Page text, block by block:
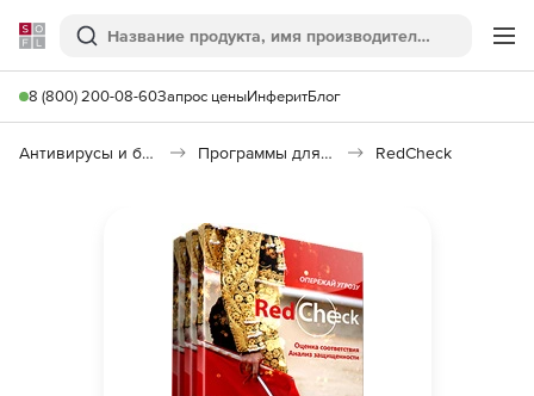
Softline
Поиск
8 (800) 200-08-60Запрос ценыИнферитБлог
Антивирусы и безопасность Программы для защиты информации RedCheck